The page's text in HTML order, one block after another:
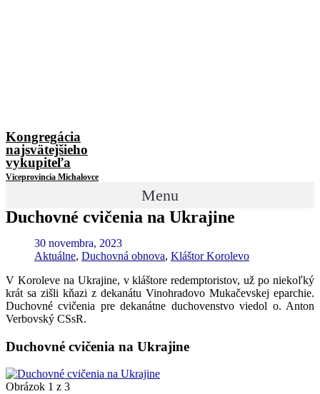
Kongregácia
najsvätejšieho
vykupiteľa
Viceprovincia Michalovce
Menu
Duchovné cvičenia na Ukrajine
30 novembra, 2023
Aktuálne, Duchovná obnova, Kláštor Korolevo
V Koroleve na Ukrajine, v kláštore redemptoristov, už po niekoľký
krát sa zišli kňazi z dekanátu Vinohradovo Mukačevskej eparchie.
Duchovné cvičenia pre dekanátne duchovenstvo viedol o. Anton
Verbovský CSsR.
Duchovné cvičenia na Ukrajine
Obrázok 1 z 3